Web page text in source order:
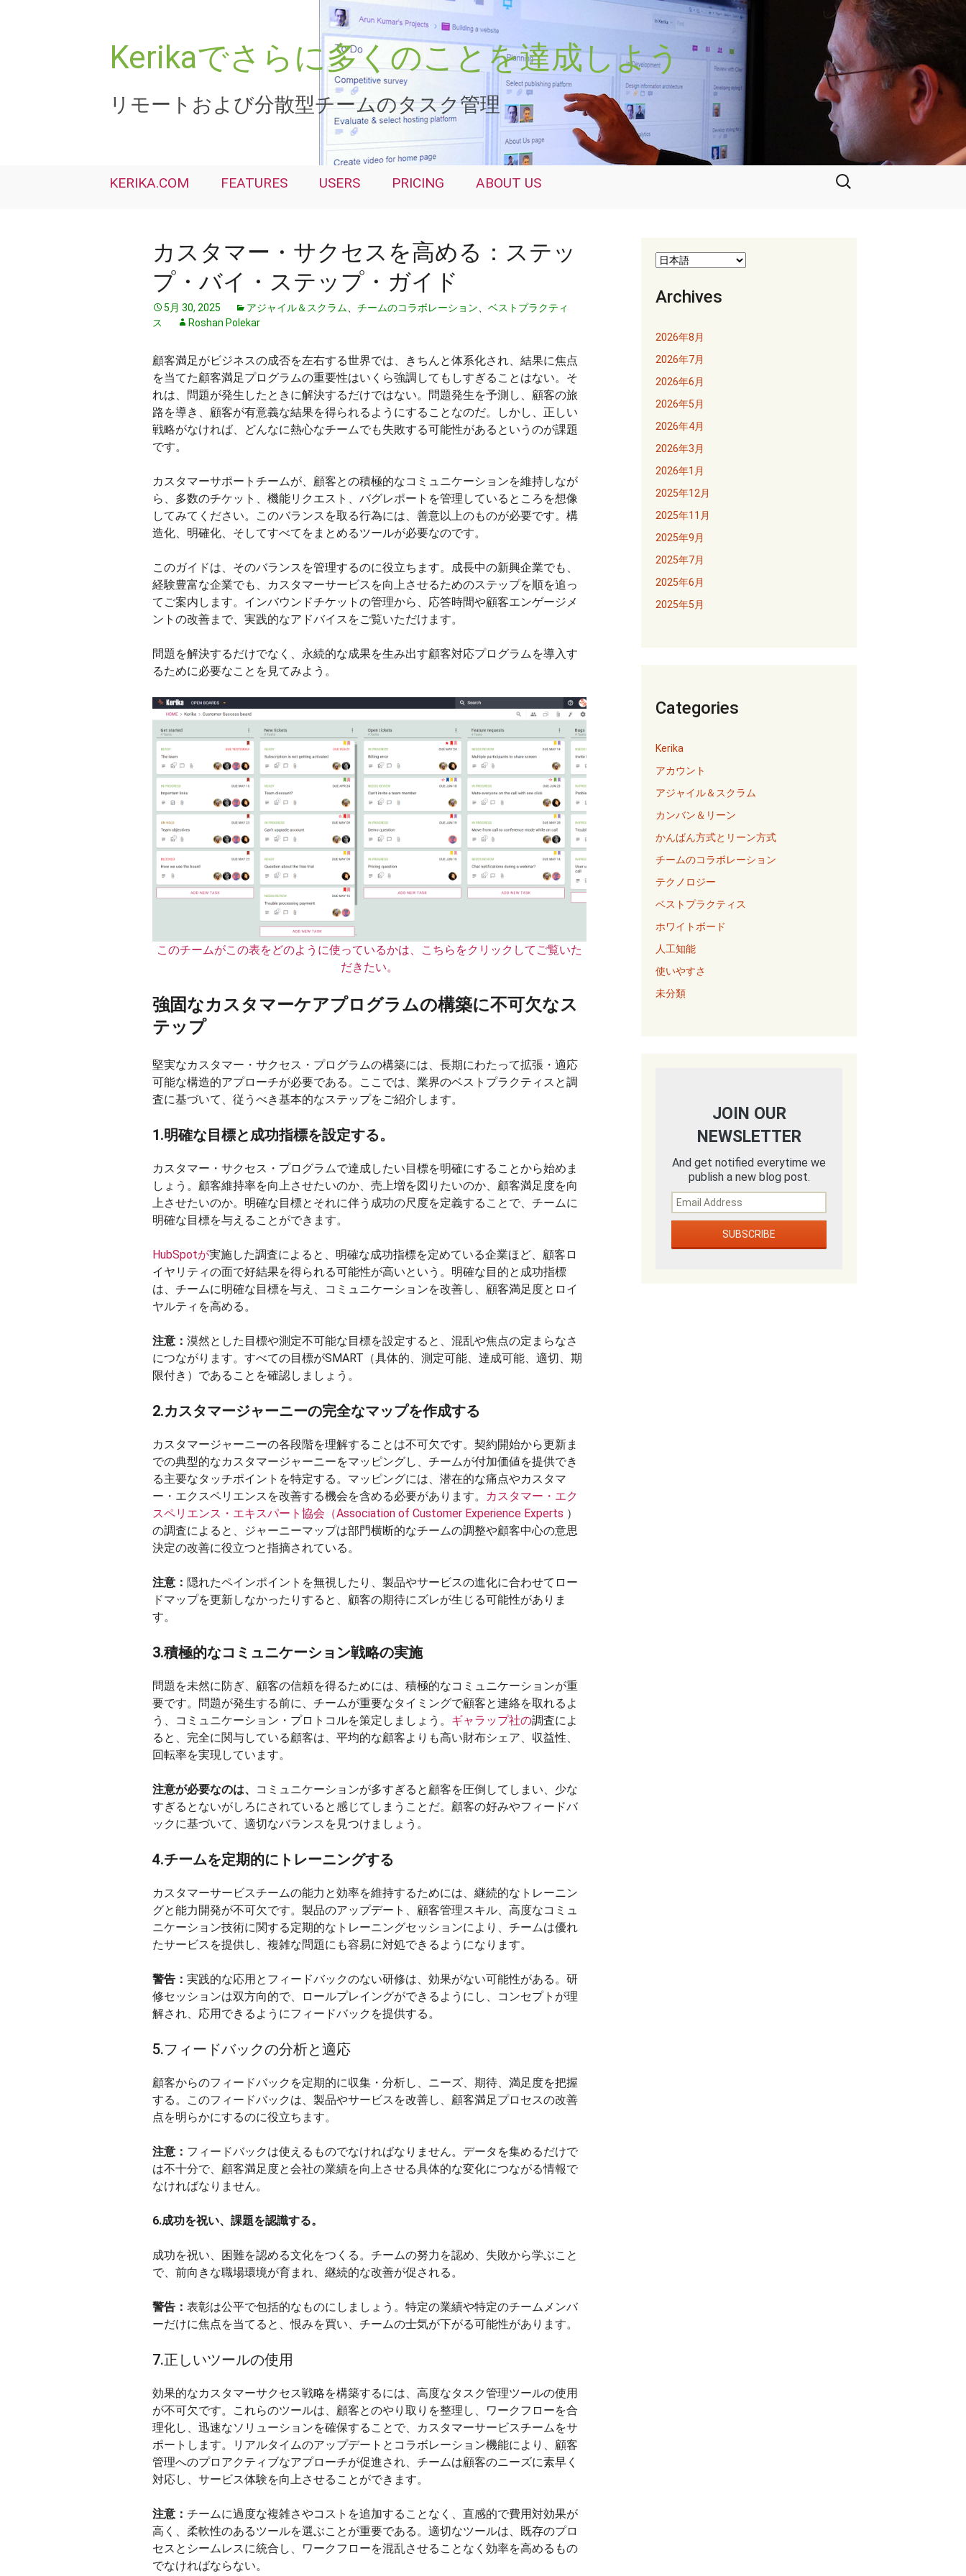
Kerikaでさらに多くのことを達成しよう
リモートおよび分散型チームのタスク管理
KERIKA.COM FEATURES USERS PRICING ABOUT US
検
索:
カスタマー・サクセスを高める：ステッ
プ・バイ・ステップ・ガイド
5月 30, 2025 アジャイル＆スクラム チームのコラボレーション
ベストプラクティ
ス
Roshan Polekar
顧客満足がビジネスの成否を左右する世界では、きちんと体系化され、結果に焦点
を当てた顧客満足プログラムの重要性はいくら強調してもしすぎることはない。そ
れは、問題が発生したときに解決するだけではない。問題発生を予測し、顧客の旅
路を導き、顧客が有意義な結果を得られるようにすることなのだ。しかし、正しい
戦略がなければ、どんなに熱心なチームでも失敗する可能性があるというのが課題
です。
カスタマーサポートチームが、顧客との積極的なコミュニケーションを維持しなが
ら、多数のチケット、機能リクエスト、バグレポートを管理しているところを想像
してみてください。このバランスを取る行為には、善意以上のものが必要です。構
造化、明確化、そしてすべてをまとめるツールが必要なのです。
このガイドは、そのバランスを管理するのに役立ちます。成長中の新興企業でも、
経験豊富な企業でも、カスタマーサービスを向上させるためのステップを順を追っ
てご案内します。インバウンドチケットの管理から、応答時間や顧客エンゲージメ
ントの改善まで、実践的なアドバイスをご覧いただけます。
問題を解決するだけでなく、永続的な成果を生み出す顧客対応プログラムを導入す
るために必要なことを見てみよう。
このチームがこの表をどのように使っているかは、こちらをクリックしてご覧いた
だきたい。
強固なカスタマーケアプログラムの構築に不可欠なス
テップ
堅実なカスタマー・サクセス・プログラムの構築には、長期にわたって拡張・適応
可能な構造的アプローチが必要である。ここでは、業界のベストプラクティスと調
査に基づいて、従うべき基本的なステップをご紹介します。
1.明確な目標と成功指標を設定する。
カスタマー・サクセス・プログラムで達成したい目標を明確にすることから始めま
しょう。顧客維持率を向上させたいのか、売上増を図りたいのか、顧客満足度を向
上させたいのか。明確な目標とそれに伴う成功の尺度を定義することで、チームに
明確な目標を与えることができます。
HubSpotが実施した調査によると、明確な成功指標を定めている企業ほど、顧客ロ
イヤリティの面で好結果を得られる可能性が高いという。明確な目的と成功指標
は、チームに明確な目標を与え、コミュニケーションを改善し、顧客満足度とロイ
ヤルティを高める。
注意： 漠然とした目標や測定不可能な目標を設定すると、混乱や焦点の定まらなさ
につながります。すべての目標がSMART（具体的、測定可能、達成可能、適切、期
限付き）であることを確認しましょう。
2.カスタマージャーニーの完全なマップを作成する
カスタマージャーニーの各段階を理解することは不可欠です。契約開始から更新ま
での典型的なカスタマージャーニーをマッピングし、チームが付加価値を提供でき
る主要なタッチポイントを特定する。マッピングには、潜在的な痛点やカスタマ
ー・エクスペリエンスを改善する機会を含める必要があります。
カスタマー・エク
スペリエンス・エキスパート協会（Association of Customer Experience Experts ）
の調査によると、ジャーニーマップは部門横断的なチームの調整や顧客中心の意思
決定の改善に役立つと指摘されている。
注意： 隠れたペインポイントを無視したり、製品やサービスの進化に合わせてロー
ドマップを更新しなかったりすると、顧客の期待にズレが生じる可能性がありま
す。
3.積極的なコミュニケーション戦略の実施
問題を未然に防ぎ、顧客の信頼を得るためには、積極的なコミュニケーションが重
要です。問題が発生する前に、チームが重要なタイミングで顧客と連絡を取れるよ
う、コミュニケーション・プロトコルを策定しましょう。 ギャラップ社の調査によ
ると、完全に関与している顧客は、平均的な顧客よりも高い財布シェア、収益性、
回転率を実現しています。
注意が必要なのは、
コミュニケーションが多すぎると顧客を圧倒してしまい、少な
すぎるとないがしろにされていると感じてしまうことだ。顧客の好みやフィードバ
ックに基づいて、適切なバランスを見つけましょう。
4.チームを定期的にトレーニングする
カスタマーサービスチームの能力と効率を維持するためには、継続的なトレーニン
グと能力開発が不可欠です。製品のアップデート、顧客管理スキル、高度なコミュ
ニケーション技術に関する定期的なトレーニングセッションにより、チームは優れ
たサービスを提供し、複雑な問題にも容易に対処できるようになります。
警告： 実践的な応用とフィードバックのない研修は、効果がない可能性がある。研
修セッションは双方向的で、ロールプレイングができるようにし、コンセプトが理
解され、応用できるようにフィードバックを提供する。
5.フィードバックの分析と適応
顧客からのフィードバックを定期的に収集・分析し、ニーズ、期待、満足度を把握
する。このフィードバックは、製品やサービスを改善し、顧客満足プロセスの改善
点を明らかにするのに役立ちます。
注意： フィードバックは使えるものでなければなりません。データを集めるだけで
は不十分で、顧客満足度と会社の業績を向上させる具体的な変化につながる情報で
なければなりません。
6.成功を祝い、課題を認識する。
成功を祝い、困難を認める文化をつくる。チームの努力を認め、失敗から学ぶこと
で、前向きな職場環境が育まれ、継続的な改善が促される。
警告： 表彰は公平で包括的なものにしましょう。特定の業績や特定のチームメンバ
ーだけに焦点を当てると、恨みを買い、チームの士気が下がる可能性があります。
7.正しいツールの使用
効果的なカスタマーサクセス戦略を構築するには、高度なタスク管理ツールの使用
が不可欠です。これらのツールは、顧客とのやり取りを整理し、ワークフローを合
理化し、迅速なソリューションを確保することで、カスタマーサービスチームをサ
ポートします。リアルタイムのアップデートとコラボレーション機能により、顧客
管理へのプロアクティブなアプローチが促進され、チームは顧客のニーズに素早く
対応し、サービス体験を向上させることができます。
注意： チームに過度な複雑さやコストを追加することなく、直感的で費用対効果が
高く、柔軟性のあるツールを選ぶことが重要である。適切なツールは、既存のプロ
セスとシームレスに統合し、ワークフローを混乱させることなく効率を高めるもの
でなければならない。
Archives
2026年8月
2026年7月
2026年6月
2026年5月
2026年4月
2026年3月
2026年1月
2025年12月
2025年11月
2025年9月
2025年7月
2025年6月
2025年5月
Categories
Kerika
アカウント
アジャイル＆スクラム
カンバン＆リーン
かんばん方式とリーン方式
チームのコラボレーション
テクノロジー
ベストプラクティス
ホワイトボード
人工知能
使いやすさ
未分類
JOIN OUR
NEWSLETTER
And get notified everytime we
publish a new blog post.